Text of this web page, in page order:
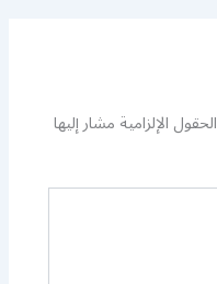
الحقول الإلزامية مشار إليها